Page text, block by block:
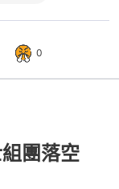
0
組團落空